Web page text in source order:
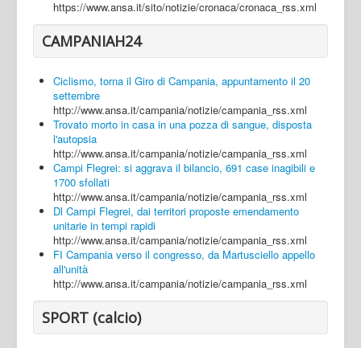
https://www.ansa.it/sito/notizie/cronaca/cronaca_rss.xml
CAMPANIAH24
Ciclismo, torna il Giro di Campania, appuntamento il 20
settembre
http://www.ansa.it/campania/notizie/campania_rss.xml
Trovato morto in casa in una pozza di sangue, disposta
l'autopsia
http://www.ansa.it/campania/notizie/campania_rss.xml
Campi Flegrei: si aggrava il bilancio, 691 case inagibili e
1700 sfollati
http://www.ansa.it/campania/notizie/campania_rss.xml
Dl Campi Flegrei, dai territori proposte emendamento
unitarie in tempi rapidi
http://www.ansa.it/campania/notizie/campania_rss.xml
FI Campania verso il congresso, da Martusciello appello
all'unità
http://www.ansa.it/campania/notizie/campania_rss.xml
SPORT (calcio)